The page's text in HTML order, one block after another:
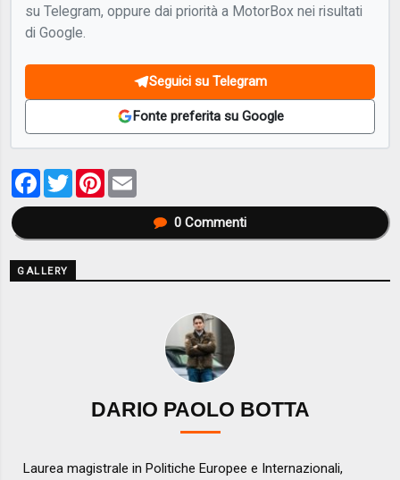
su Telegram, oppure dai priorità a MotorBox nei risultati
di Google.
Seguici su Telegram
Fonte preferita su Google
Facebook
TwitterPinterest
0Commenti
GALLERY
DARIO PAOLO BOTTA
Laurea magistrale in Politiche Europee e Internazionali,